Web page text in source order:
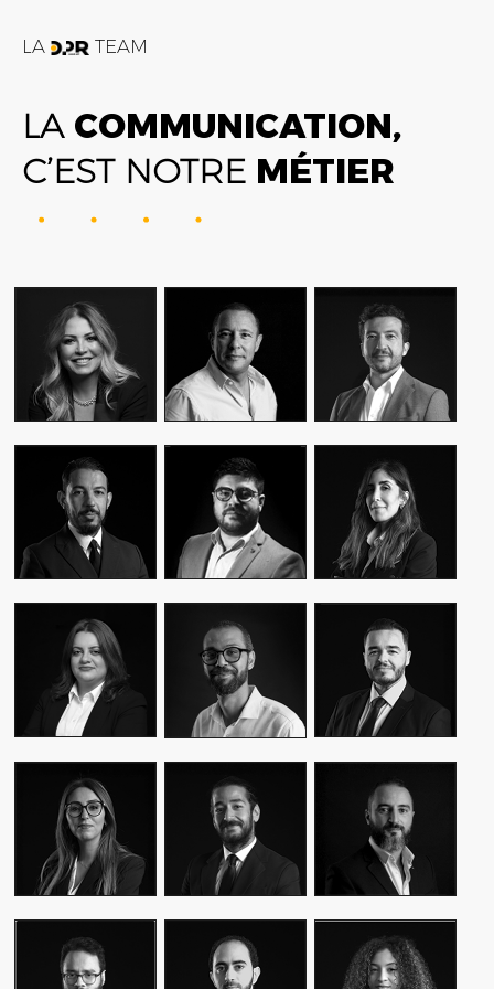
LA TEAM
LACOMMUNICATION,
C’EST NOTRE MÉTIER
FATIME ZOHRA
OUTAGHANI
CEO & FOUNDER
ALEX AXIOTIS
CEO & FOUNDER
AMIN FARES
GENERAL
MANAGER
WASSIM KASSARI
CHIEF FINANCIAL
OFFICER
MALIK IRAQI
MANAGING
DIRECTOR
YASMINE MYRIAM
DIRECTOR OF
OPERATIONS –
PUBLIC RELATIONS
MOUNA EL AZIM
DIRECTOR OF
OPERATIONS
AMINE LAGSSIR
STRATEGY
DIRECTOR
KARIM BENKIRAN
CHIEF CREATIVE
OFFICER
MEKHTOUME
PMO CHANGE &
WALID BAHYA
BUSINESS LEAD
GROUP
SAMI SABER
MEDIA RELATIONS
DIRECTOR